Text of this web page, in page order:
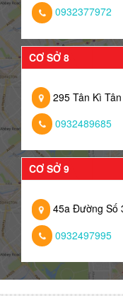
0932377972
CƠ SỞ 8
295 Tân Kì
0932489685
CƠ SỞ 9
45a Đường Số
0932497995